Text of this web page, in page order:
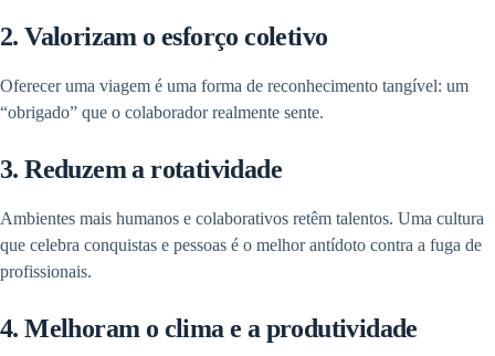
2. Valorizam o esforço coletivo
Oferecer uma viagem é uma forma de reconhecimento tangível: um
“obrigado” que o colaborador realmente sente.
3. Reduzem a rotatividade
Ambientes mais humanos e colaborativos retêm talentos. Uma cultura
que celebra conquistas e pessoas é o melhor antídoto contra a fuga de
profissionais.
4. Melhoram o clima e a produtividade